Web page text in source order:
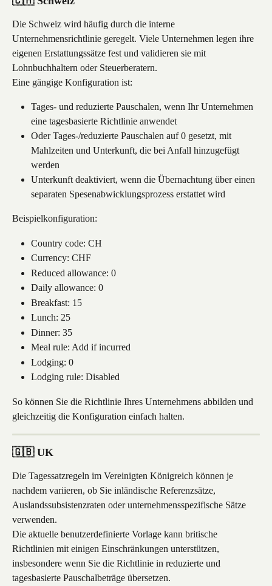
Die Schweiz wird häufig durch die interne
Unternehmensrichtlinie geregelt. Viele Unternehmen legen ihre
eigenen Erstattungssätze fest und validieren sie mit
Lohnbuchhaltern oder Steuerberatern.
Eine gängige Konfiguration ist:
Tages- und reduzierte Pauschalen, wenn Ihr Unternehmen
eine tagesbasierte Richtlinie anwendet
Oder Tages-/reduzierte Pauschalen auf 0 gesetzt, mit
Mahlzeiten und Unterkunft, die bei Anfall hinzugefügt
werden
Unterkunft deaktiviert, wenn die Übernachtung über einen
separaten Spesenabwicklungsprozess erstattet wird
Beispielkonfiguration:
Country code: CH
Currency: CHF
Reduced allowance: 0
Daily allowance: 0
Breakfast: 15
Lunch: 25
Dinner: 35
Meal rule: Add if incurred
Lodging: 0
Lodging rule: Disabled
So können Sie die Richtlinie Ihres Unternehmens abbilden und
gleichzeitig die Konfiguration einfach halten.
🇬🇧 UK
Die Tagessatzregeln im Vereinigten Königreich können je
nachdem variieren, ob Sie inländische Referenzsätze,
Auslandssubsistenzraten oder unternehmensspezifische Sätze
verwenden.
Die aktuelle benutzerdefinierte Vorlage kann britische
Richtlinien mit einigen Einschränkungen unterstützen,
insbesondere wenn Sie die Richtlinie in reduzierte und
tagesbasierte Pauschalbeträge übersetzen.